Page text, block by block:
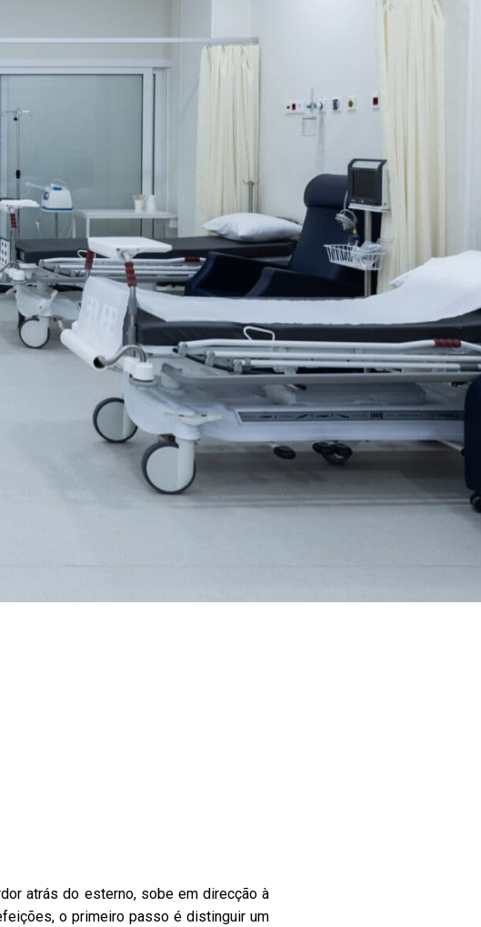
atrás do esterno, sobe em direcção à
o primeiro passo é distinguir um